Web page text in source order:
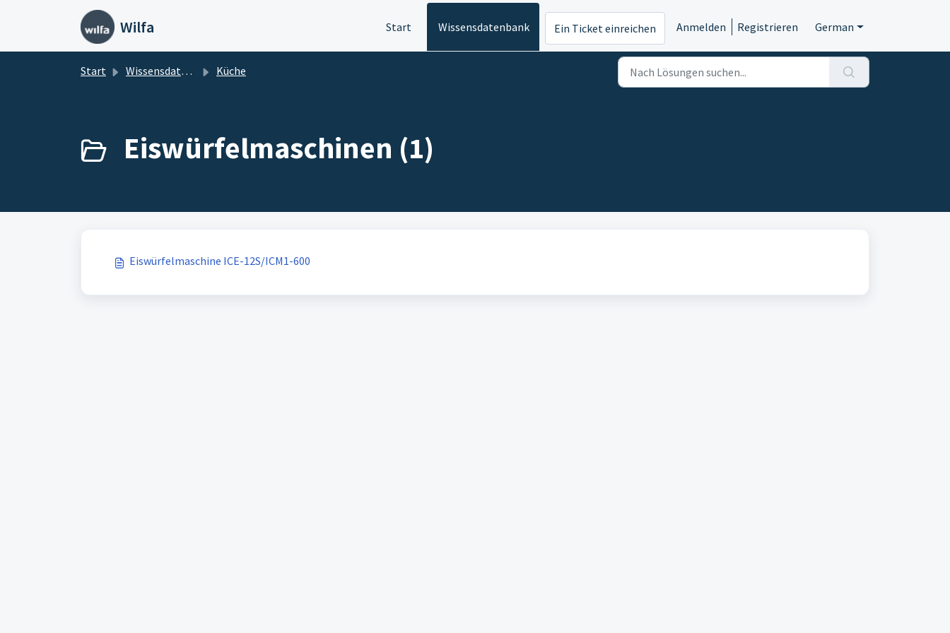
Zum hauptsächlichen Inhalt gehen
Wilfa Start Wissensdatenbank Ein Ticket einreichen Anmelden Registrieren German
Start Wissensdatenbank Küche
Eiswürfelmaschinen (1)
Eiswürfelmaschine ICE-12S/ICM1-600